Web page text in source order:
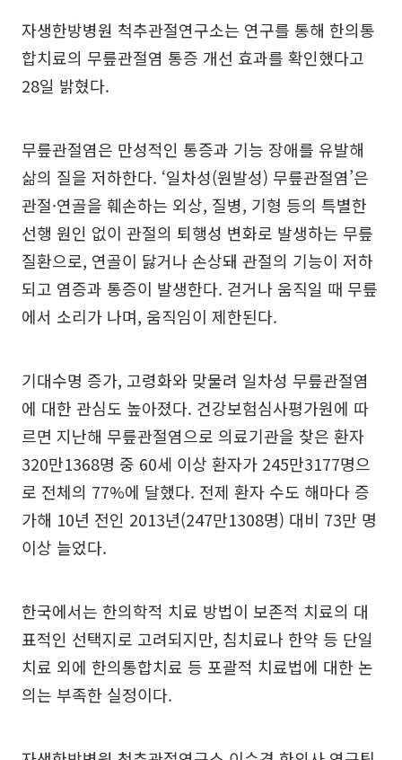
자생한방병원 척추관절연구소는 연구를 통해 한의통
합치료의 무릎관절염 통증 개선 효과를 확인했다고
28일 밝혔다.
무릎관절염은 만성적인 통증과 기능 장애를 유발해
삶의 질을 저하한다. ‘일차성(원발성) 무릎관절염’은
관절·연골을 훼손하는 외상, 질병, 기형 등의 특별한
선행 원인 없이 관절의 퇴행성 변화로 발생하는 무릎
질환으로, 연골이 닳거나 손상돼 관절의 기능이 저하
되고 염증과 통증이 발생한다. 걷거나 움직일 때 무릎
에서 소리가 나며, 움직임이 제한된다.
기대수명 증가, 고령화와 맞물려 일차성 무릎관절염
에 대한 관심도 높아졌다. 건강보험심사평가원에 따
르면 지난해 무릎관절염으로 의료기관을 찾은 환자
320만1368명 중 60세 이상 환자가 245만3177명으
로 전체의 77%에 달했다. 전제 환자 수도 해마다 증
가해 10년 전인 2013년(247만1308명) 대비 73만 명
이상 늘었다.
한국에서는 한의학적 치료 방법이 보존적 치료의 대
표적인 선택지로 고려되지만, 침치료나 한약 등 단일
치료 외에 한의통합치료 등 포괄적 치료법에 대한 논
의는 부족한 실정이다.